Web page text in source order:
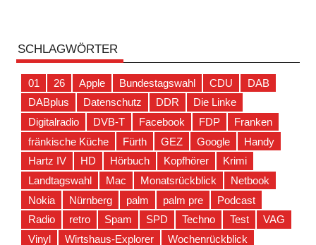
SCHLAGWÖRTER
01 26 Apple Bundestagswahl CDU
DAB
DABplus
Datenschutz DDR
Die Linke
Digitalradio
DVB-T Facebook FDP
Franken
fränkische Küche
Fürth GEZ Google
Handy
Hartz IV
HD Hörbuch Kopfhörer
Krimi
Landtagswahl
Mac Monatsrückblick
Netbook
Nokia
Nürnberg palm palm pre
Podcast
Radio
retro Spam SPD Techno Test
VAG
Vinyl
Wirtshaus-Explorer Wochenrückblick